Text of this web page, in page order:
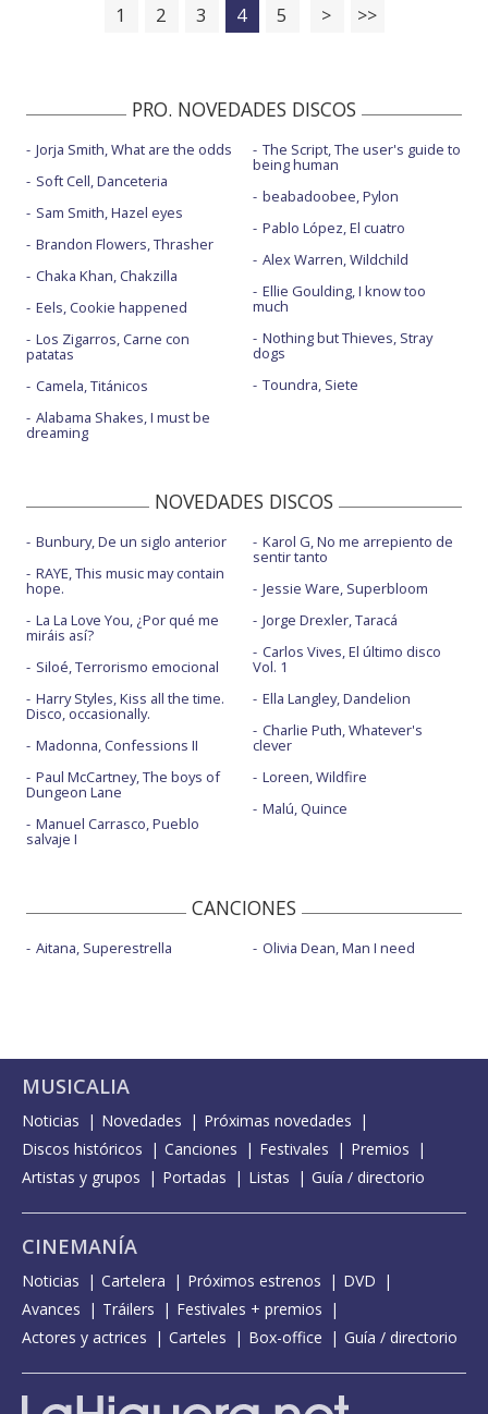
1 2 3 4 5 > >>
PRO. NOVEDADES DISCOS
Jorja Smith, What are the odds
Soft Cell, Danceteria
Sam Smith, Hazel eyes
Brandon Flowers, Thrasher
Chaka Khan, Chakzilla
Eels, Cookie happened
Los Zigarros, Carne con
patatas
Camela, Titánicos
Alabama Shakes, I must be
dreaming
The Script, The user's guide to
being human
beabadoobee, Pylon
Pablo López, El cuatro
Alex Warren, Wildchild
Ellie Goulding, I know too
much
Nothing but Thieves, Stray
dogs
Toundra, Siete
NOVEDADES DISCOS
Bunbury, De un siglo anterior
RAYE, This music may contain
hope.
La La Love You, ¿Por qué me
miráis así?
Siloé, Terrorismo emocional
Harry Styles, Kiss all the time.
Disco, occasionally.
Madonna, Confessions II
Paul McCartney, The boys of
Dungeon Lane
Manuel Carrasco, Pueblo
salvaje I
Karol G, No me arrepiento de
sentir tanto
Jessie Ware, Superbloom
Jorge Drexler, Taracá
Carlos Vives, El último disco
Vol. 1
Ella Langley, Dandelion
Charlie Puth, Whatever's
clever
Loreen, Wildfire
Malú, Quince
CANCIONES
Aitana, Superestrella Olivia Dean, Man I need
MUSICALIA
Noticias Novedades
Próximas novedades
Discos históricos
Canciones Festivales
Premios
Artistas y grupos
Portadas Listas Guía / directorio
CINEMANÍA
Noticias Cartelera Próximos estrenos
DVD
Avances
Tráilers
Festivales + premios
Actores y actrices
Carteles Box-office Guía / directorio